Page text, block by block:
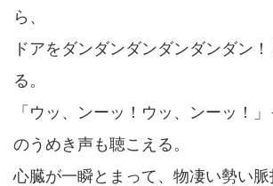
ら、
ドアをダンダンダンダンダンダン！
る。
「ウッ、ンーッ！ウッ、ンーッ！
のうめき声も聴こえる。
心臓が一瞬とまって、物凄い勢い脈